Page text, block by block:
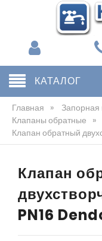
КАТАЛОГ
Главная » Запорная
Клапаны обратные »
Клапан обратный
Клапан
PN16